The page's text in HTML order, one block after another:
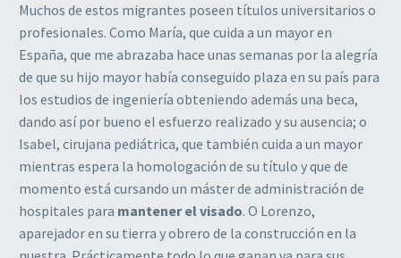
Muchos de estos migrantes poseen títulos universitarios o
profesionales. Como María, que cuida a un mayor en
España, que me abrazaba hace unas semanas por la alegría
de que su hijo mayor había conseguido plaza en su país para
los estudios de ingeniería obteniendo además una beca,
dando así por bueno el esfuerzo realizado y su ausencia; o
Isabel, cirujana pediátrica, que también cuida a un mayor
mientras espera la homologación de su título y que de
momento está cursando un máster de administración de
hospitales para mantener el visado. O Lorenzo,
aparejador en su tierra y obrero de la construcción en la